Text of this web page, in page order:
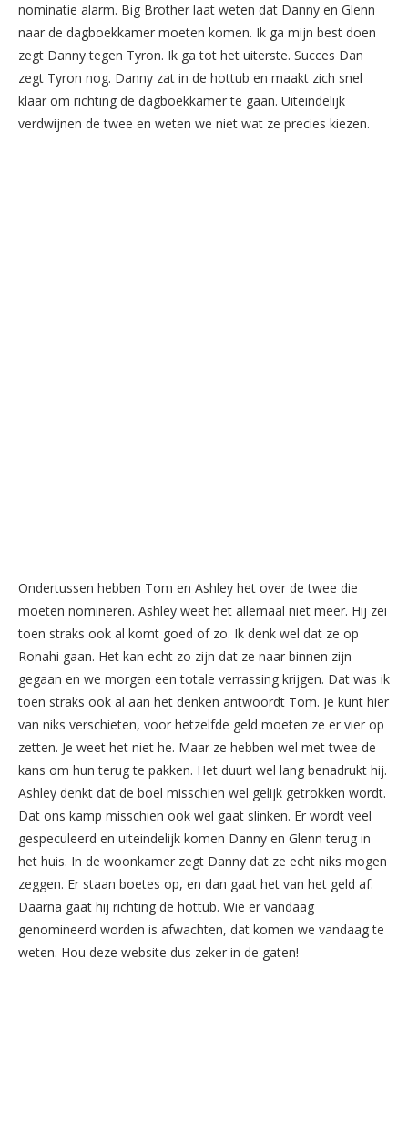
nominatie alarm. Big Brother laat weten dat Danny en Glenn
naar de dagboekkamer moeten komen. Ik ga mijn best doen
zegt Danny tegen Tyron. Ik ga tot het uiterste. Succes Dan
zegt Tyron nog. Danny zat in de hottub en maakt zich snel
klaar om richting de dagboekkamer te gaan. Uiteindelijk
verdwijnen de twee en weten we niet wat ze precies kiezen.
Ondertussen hebben Tom en Ashley het over de twee die
moeten nomineren. Ashley weet het allemaal niet meer. Hij zei
toen straks ook al komt goed of zo. Ik denk wel dat ze op
Ronahi gaan. Het kan echt zo zijn dat ze naar binnen zijn
gegaan en we morgen een totale verrassing krijgen. Dat was ik
toen straks ook al aan het denken antwoordt Tom. Je kunt hier
van niks verschieten, voor hetzelfde geld moeten ze er vier op
zetten. Je weet het niet he. Maar ze hebben wel met twee de
kans om hun terug te pakken. Het duurt wel lang benadrukt hij.
Ashley denkt dat de boel misschien wel gelijk getrokken wordt.
Dat ons kamp misschien ook wel gaat slinken. Er wordt veel
gespeculeerd en uiteindelijk komen Danny en Glenn terug in
het huis. In de woonkamer zegt Danny dat ze echt niks mogen
zeggen. Er staan boetes op, en dan gaat het van het geld af.
Daarna gaat hij richting de hottub. Wie er vandaag
genomineerd worden is afwachten, dat komen we vandaag te
weten. Hou deze website dus zeker in de gaten!